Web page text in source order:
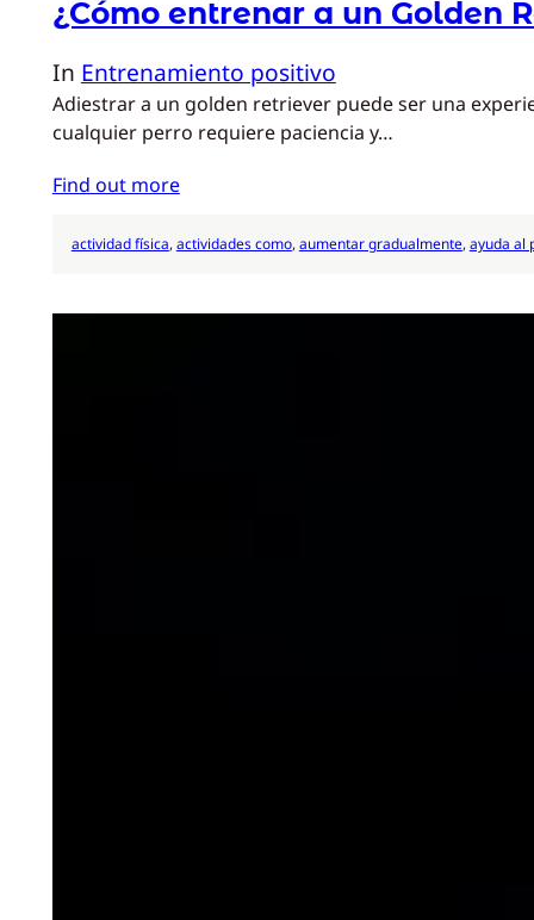
¿Cómo entrenar a un Golden
In Entrenamiento positivo
Adiestrar a un golden retriever puede ser una
cualquier perro requiere paciencia y…
Find out more
actividad física, actividades como, aumentar gradualmente, ayuda al